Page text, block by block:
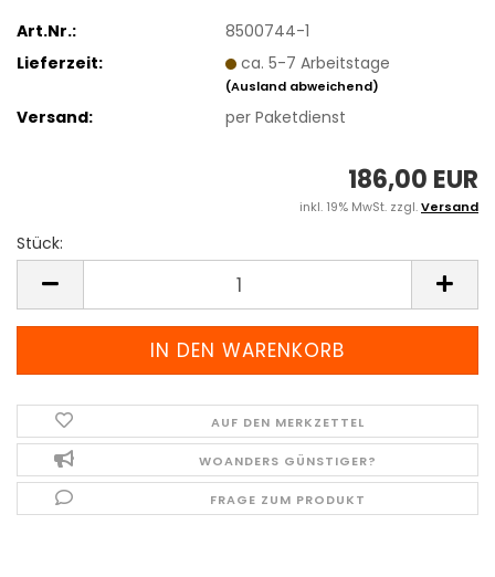
Art.Nr.:
8500744-1
Lieferzeit:
ca. 5-7 Arbeitstage
(Ausland abweichend)
Versand: per Paketdienst
186,00 EUR
inkl. 19% MwSt. zzgl.Versand
Stück:
AUF DEN MERKZETTEL
WOANDERS GÜNSTIGER?
FRAGE ZUM PRODUKT